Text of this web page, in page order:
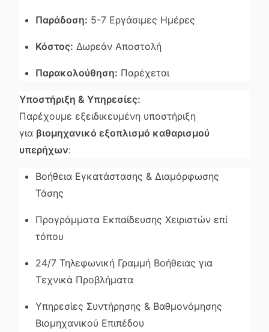
Παράδοση: 5-7 Εργάσιμες Ημέρες
Κόστος: Δωρεάν Αποστολή
Παρακολούθηση: Παρέχεται
Υποστήριξη & Υπηρεσίες:
Παρέχουμε εξειδικευμένη υποστήριξη
για βιομηχανικό εξοπλισμό καθαρισμού
υπερήχων:
Βοήθεια Εγκατάστασης & Διαμόρφωσης
Τάσης
Προγράμματα Εκπαίδευσης Χειριστών επί
τόπου
24/7 Τηλεφωνική Γραμμή Βοήθειας για
Τεχνικά Προβλήματα
Υπηρεσίες Συντήρησης & Βαθμονόμησης
Βιομηχανικού Επιπέδου